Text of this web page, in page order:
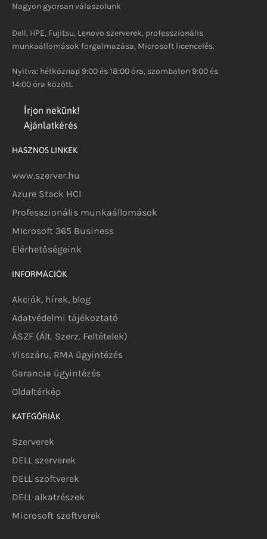
Nagyon gyorsan válaszolunk
Dell, HPE, Fujitsu, Lenovo szerverek, professzionális
munkaállomások forgalmazása, Microsoft licencelés.
Nyitva: hétköznap 9:00 és 18:00 óra, szombaton 9:00 és
14:00 óra között.
Írjon nekünk!
Ajánlatkérés
HASZNOS LINKEK
www.szerver.hu
Azure Stack HCI
Professzionális munkaállomások
MIcrosoft 365 Business
Elérhetőségeink
INFORMÁCIÓK
Akciók, hírek, blog
Adatvédelmi tájékoztató
ÁSZF (Ált. Szerz. Feltételek)
Visszáru, RMA ügyintézés
Garancia ügyintézés
Oldaltérkép
KATEGÓRIÁK
Szerverek
DELL szerverek
DELL szoftverek
DELL alkatrészek
Microsoft szoftverek